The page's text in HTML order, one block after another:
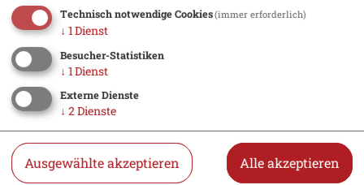
Tipp
Technisch notwendige Cookies(immer erforderlich)
↓ 1 Dienst
Besucher-Statistiken
↓ 1 Dienst
Externe Dienste
↓ 2Dienste
Ausgewählte akzeptieren Alle akzeptieren